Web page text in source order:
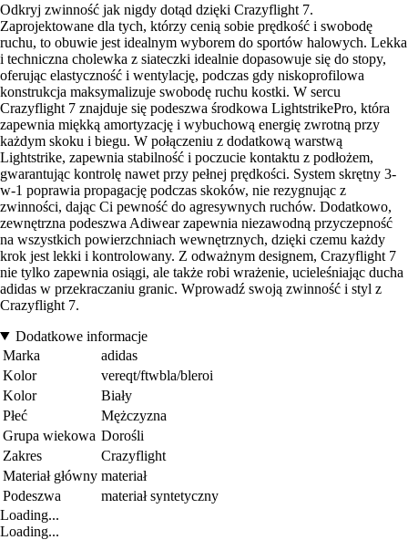
Odkryj zwinność jak nigdy dotąd dzięki Crazyflight 7.
Zaprojektowane dla tych, którzy cenią sobie prędkość i swobodę
ruchu, to obuwie jest idealnym wyborem do sportów halowych. Lekka
i techniczna cholewka z siateczki idealnie dopasowuje się do stopy,
oferując elastyczność i wentylację, podczas gdy niskoprofilowa
konstrukcja maksymalizuje swobodę ruchu kostki. W sercu
Crazyflight 7 znajduje się podeszwa środkowa LightstrikePro, która
zapewnia miękką amortyzację i wybuchową energię zwrotną przy
każdym skoku i biegu. W połączeniu z dodatkową warstwą
Lightstrike, zapewnia stabilność i poczucie kontaktu z podłożem,
gwarantując kontrolę nawet przy pełnej prędkości. System skrętny 3-
w-1 poprawia propagację podczas skoków, nie rezygnując z
zwinności, dając Ci pewność do agresywnych ruchów. Dodatkowo,
zewnętrzna podeszwa Adiwear zapewnia niezawodną przyczepność
na wszystkich powierzchniach wewnętrznych, dzięki czemu każdy
krok jest lekki i kontrolowany. Z odważnym designem, Crazyflight 7
nie tylko zapewnia osiągi, ale także robi wrażenie, ucieleśniając ducha
adidas w przekraczaniu granic. Wprowadź swoją zwinność i styl z
Crazyflight 7.
Dodatkowe informacje
Marka
adidas
Kolor
vereqt/ftwbla/bleroi
Kolor
Biały
Płeć
Mężczyzna
Grupa wiekowa Dorośli
Zakres
Crazyflight
Materiał główny materiał
Podeszwa
materiał syntetyczny
Loading...
Loading...